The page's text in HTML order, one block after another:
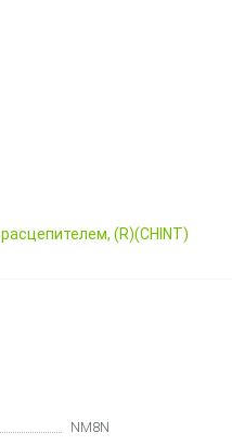
расцепителем, (R)(CHINT)
NM8N